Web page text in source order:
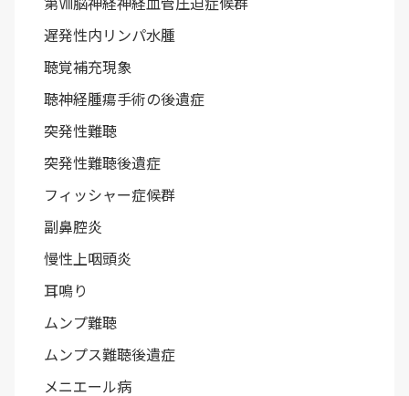
遅発性内リンパ水腫
聴覚補充現象
聴神経腫瘍手術の後遺症
突発性難聴
突発性難聴後遺症
フィッシャー症候群
副鼻腔炎
慢性上咽頭炎
耳鳴り
ムンプ難聴
ムンプス難聴後遺症
メニエール病